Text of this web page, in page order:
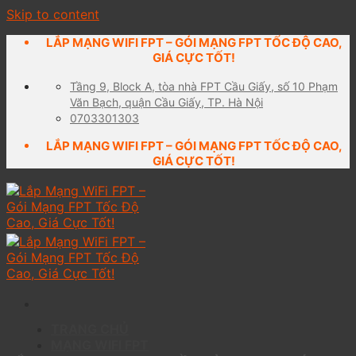
Skip to content
LẮP MẠNG WIFI FPT – GÓI MẠNG FPT TỐC ĐỘ CAO,
GIÁ CỰC TỐT!
Tầng 9, Block A, tòa nhà FPT Cầu Giấy, số 10 Phạm
Văn Bạch, quận Cầu Giấy, TP. Hà Nội
0703301303
LẮP MẠNG WIFI FPT – GÓI MẠNG FPT TỐC ĐỘ CAO,
GIÁ CỰC TỐT!